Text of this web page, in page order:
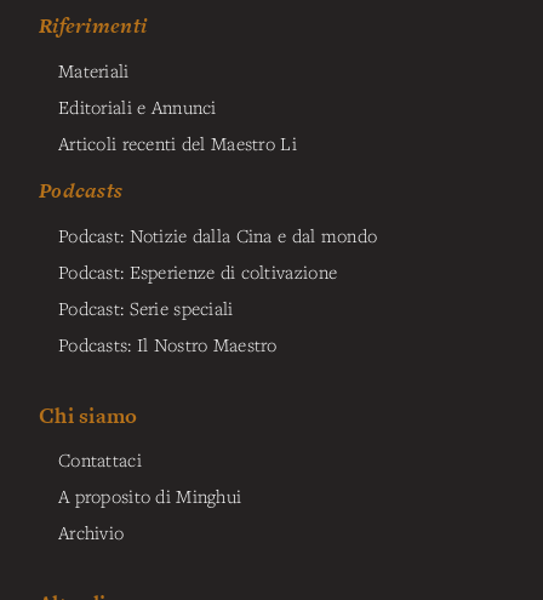
Riferimenti
Materiali
Editoriali e Annunci
Articoli recenti del Maestro Li
Podcasts
Podcast: Notizie dalla Cina e dal mondo
Podcast: Esperienze di coltivazione
Podcast: Serie speciali
Podcasts: Il Nostro Maestro
Chi siamo
Contattaci
A proposito di Minghui
Archivio